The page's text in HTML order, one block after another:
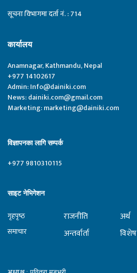
सूचना विभागमा दर्ता नं. : 714
कार्यालय
Anamnagar, Kathmandu, Nepal
+977 14102617
Admin:Info@dainiki.com
News:dainiki.com@gmail.com
Marketing:marketing@dainiki.com
विज्ञापनका लागि सम्पर्क
+977 9810310115
साइट नेभिगेशन
गृहपृष्‍ठ
समाचार
राजनीति
अन्तर्वार्ता
अर्थ
विशेष